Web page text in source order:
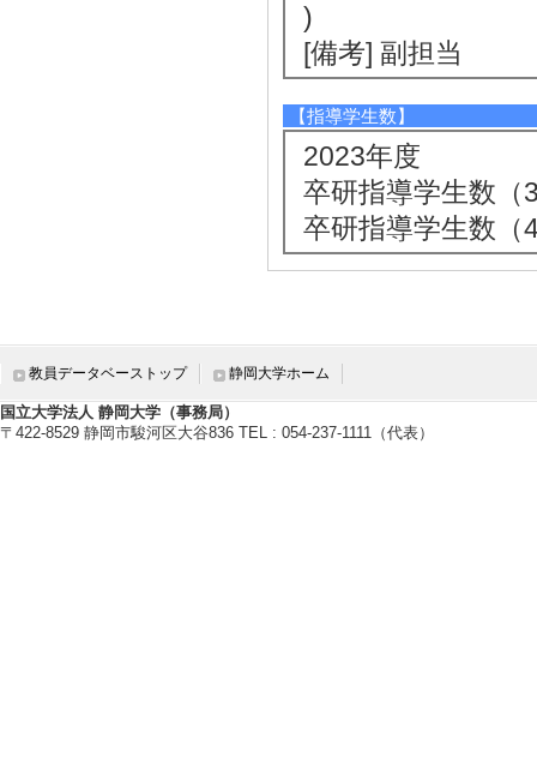
)
[備考] 副担当
【指導学生数】
2023年度
卒研指導学生数（
卒研指導学生数（
【その他社会活動】
[1]. 第16回全国高
ク大会審査委員
教員データベーストップ 静岡大学ホーム
国立大学法人 静岡大学（事務局）
〒422-8529 静岡市駿河区大谷836 TEL : 054-237-1111（代表）